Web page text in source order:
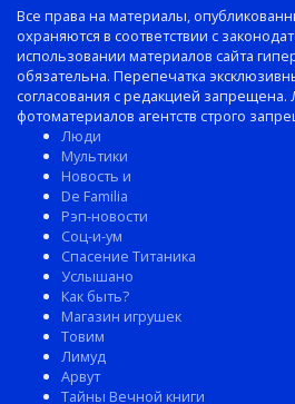
Все права на материалы,
охраняются в соответствии с
использовании материалов сайта
обязательна. Перепечатка
согласования с редакцией
фотоматериалов агентств строго
Люди
Мультики
Новость и
De Familia
Рэп-новости
Соц-и-ум
Спасение Титаника
Услышано
Как быть?
Магазин игрушек
Товим
Лимуд
Арвут
Тайны Вечной книги